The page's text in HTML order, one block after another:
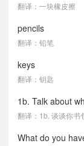
翻译：一块橡皮擦
pencils
翻译：铅笔
keys
翻译：钥匙
1b. Talk about
翻译：1b. 谈谈你书
What do you